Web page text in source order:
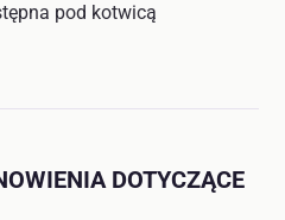
pod kotwicą
DOTYCZĄCE